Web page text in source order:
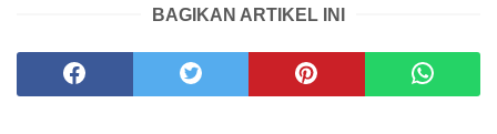
BAGIKAN ARTIKEL INI